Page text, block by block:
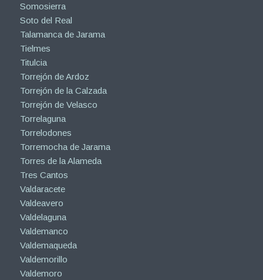
Somosierra
Soto del Real
Talamanca de Jarama
Tielmes
Titulcia
Torrejón de Ardoz
Torrejón de la Calzada
Torrejón de Velasco
Torrelaguna
Torrelodones
Torremocha de Jarama
Torres de la Alameda
Tres Cantos
Valdaracete
Valdeavero
Valdelaguna
Valdemanco
Valdemaqueda
Valdemorillo
Valdemoro